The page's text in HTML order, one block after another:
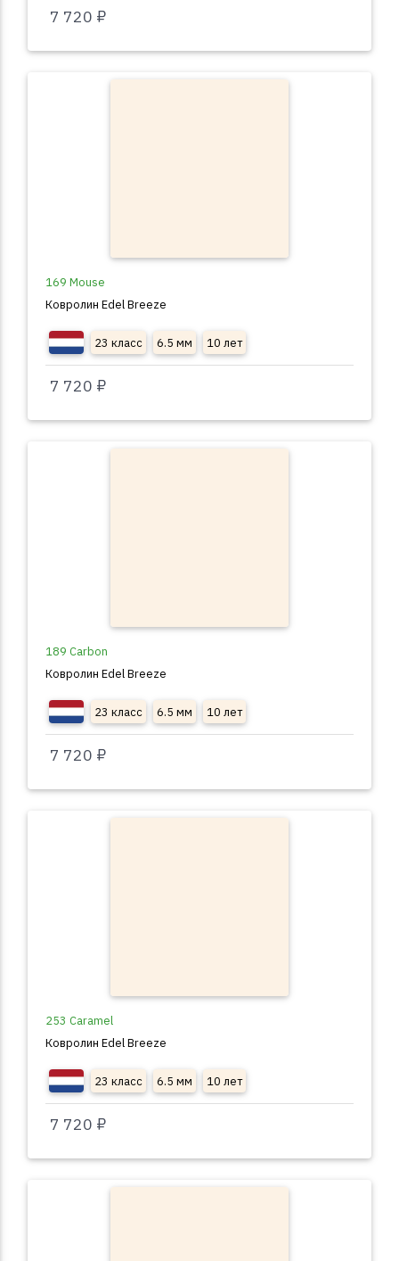
7 720 ₽
169 Mouse
Ковролин Edel Breeze
23 класс 6.5 мм 10 лет
7 720 ₽
189 Carbon
Ковролин Edel Breeze
23 класс 6.5 мм 10 лет
7 720 ₽
253 Caramel
Ковролин Edel Breeze
23 класс 6.5 мм 10 лет
7 720 ₽